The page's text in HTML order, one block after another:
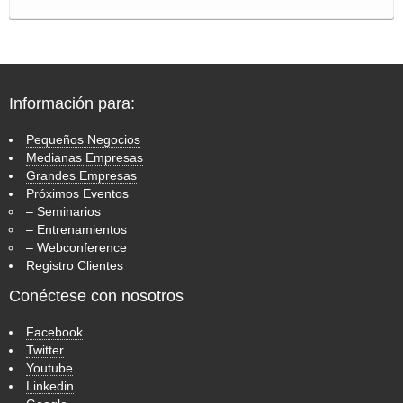
Información para:
Pequeños Negocios
Medianas Empresas
Grandes Empresas
Próximos Eventos
– Seminarios
– Entrenamientos
– Webconference
Registro Clientes
Conéctese con nosotros
Facebook
Twitter
Youtube
Linkedin